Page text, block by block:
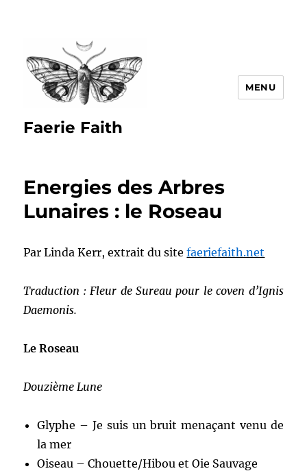
Faerie Faith
MENU
Energies des Arbres
Lunaires : le Roseau
Par Linda Kerr, extrait du sitefaeriefaith.net
Traduction : Fleur de Sureau pour le coven d’Ignis
Daemonis.
Le Roseau
Douzième Lune
Glyphe – Je suis un bruit menaçant venu de
la mer
Oiseau – Chouette/Hibou et Oie Sauvage